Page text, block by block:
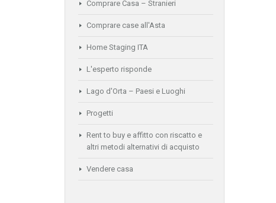
Comprare Casa – Stranieri
Comprare case all'Asta
Home Staging ITA
L'esperto risponde
Lago d'Orta – Paesi e Luoghi
Progetti
Rent to buy e affitto con riscatto e
altri metodi alternativi di acquisto
Vendere casa